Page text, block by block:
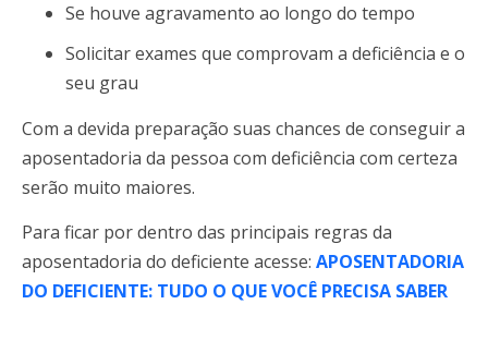
Se houve agravamento ao longo do tempo
Solicitar exames que comprovam a deficiência e o
seu grau
Com a devida preparação suas chances de conseguir a
aposentadoria da pessoa com deficiência com certeza
serão muito maiores.
Para ficar por dentro das principais regras da
aposentadoria do deficiente acesse: APOSENTADORIA
DO DEFICIENTE: TUDO O QUE VOCÊ PRECISA SABER